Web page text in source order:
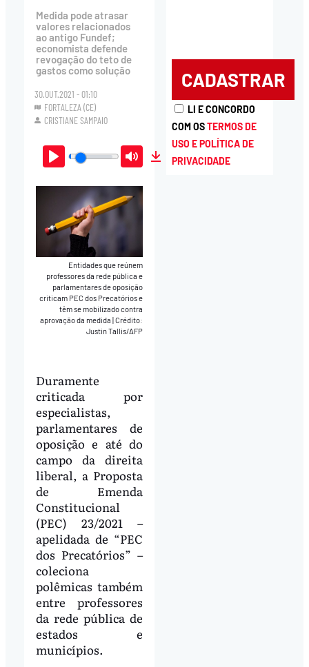
Medida pode atrasar
valores relacionados
ao antigo Fundef;
economista defende
revogação do teto de
gastos como solução
30.OUT.2021 - 01:10
FORTALEZA (CE)
CRISTIANE SAMPAIO
Play Mute
Entidades que reúnem
professores da rede pública e
parlamentares de oposição
criticam PEC dos Precatórios e
têm se mobilizado contra
aprovação da medida Crédito:
Justin Tallis/AFP
Duramente
criticada por
especialistas,
parlamentares de
oposição e até do
campo da direita
liberal, a Proposta
de Emenda
Constitucional
(PEC) 23/2021 –
apelidada de “PEC
dos Precatórios” –
coleciona
polêmicas também
entre professores
da rede pública de
estados e
municípios.
LI E CONCORDO
COM OSTERMOS DE
USO E POLÍTICA DE
PRIVACIDADE